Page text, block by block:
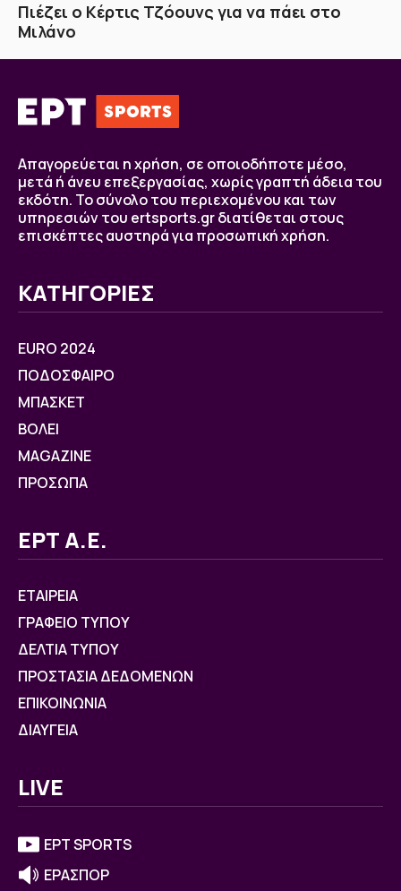
Πιέζει ο Κέρτις Τζόουνς για να πάει στο
Μιλάνο
Απαγορεύεται η χρήση, σε οποιοδήποτε μέσο,
μετά ή άνευ επεξεργασίας, χωρίς γραπτή άδεια του
εκδότη. Το σύνολο του περιεχομένου και των
υπηρεσιών του ertsports.gr διατίθεται στους
επισκέπτες αυστηρά για προσωπική χρήση.
ΚΑΤΗΓΟΡΙΕΣ
EURO 2024
ΠΟΔΟΣΦΑΙΡΟ
ΜΠΑΣΚΕΤ
ΒOΛΕΙ
MAGAZINE
ΠΡΟΣΩΠΑ
ΕΡΤ Α.Ε.
ΕΤΑΙΡΕΙΑ
ΓΡΑΦΕΙΟ ΤΥΠΟΥ
ΔΕΛΤΙΑ ΤΥΠΟΥ
ΠΡΟΣΤΑΣΙΑ ΔΕΔΟΜΕΝΩΝ
ΕΠΙΚΟΙΝΩΝΙΑ
ΔΙΑΥΓΕΙΑ
LIVE
ΕΡΤ SPORTS
ΕΡΑΣΠΟΡ